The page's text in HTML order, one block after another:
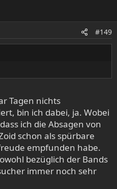
#149
Tagen nichts
bin ich dabei, ja. Wobei
ich die Absagen von
schon als spürbare
empfunden habe.
bezüglich der Bands
immer noch sehr